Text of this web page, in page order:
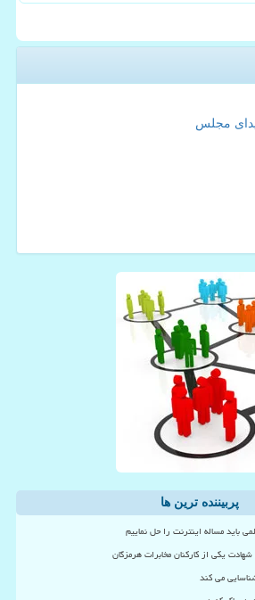
مجلس
پربیننده ترین ها
باید مساله اینترنت را حل نماییم
یکی از کارکنان مخابرات هرمزگان
می کند